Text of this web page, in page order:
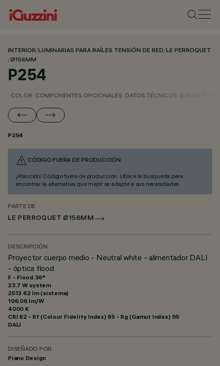
INTERIOR/LUMINARIAS PARA RAÍLES TENSIÓN DE RED/LE PERROQUET
/Ø156MM
P254
COLOR COMPONENTES OPCIONALES DATOS TÉCNICOS DATOS
P254
CÓDIGO FUERA DE PRODUCCIÓN
¡Atención! Código fuera de producción. Utilice la búsqueda para
encontrar la alternativa que mejor se adapte a sus necesidades.
PARTE DE
LE PERROQUET Ø156MM
DESCRIPCIÓN
Proyector cuerpo medio - Neutral white - alimentador DALI
- óptica flood
F - Flood 36°
23.7 W system
2513.62 lm (sistema)
106.06 lm/W
4000 K
CRI 82 - Rf (Colour Fidelity Index) 85 - Rg (Gamut Index) 95
DALI
DISEÑADO POR
Piano Design